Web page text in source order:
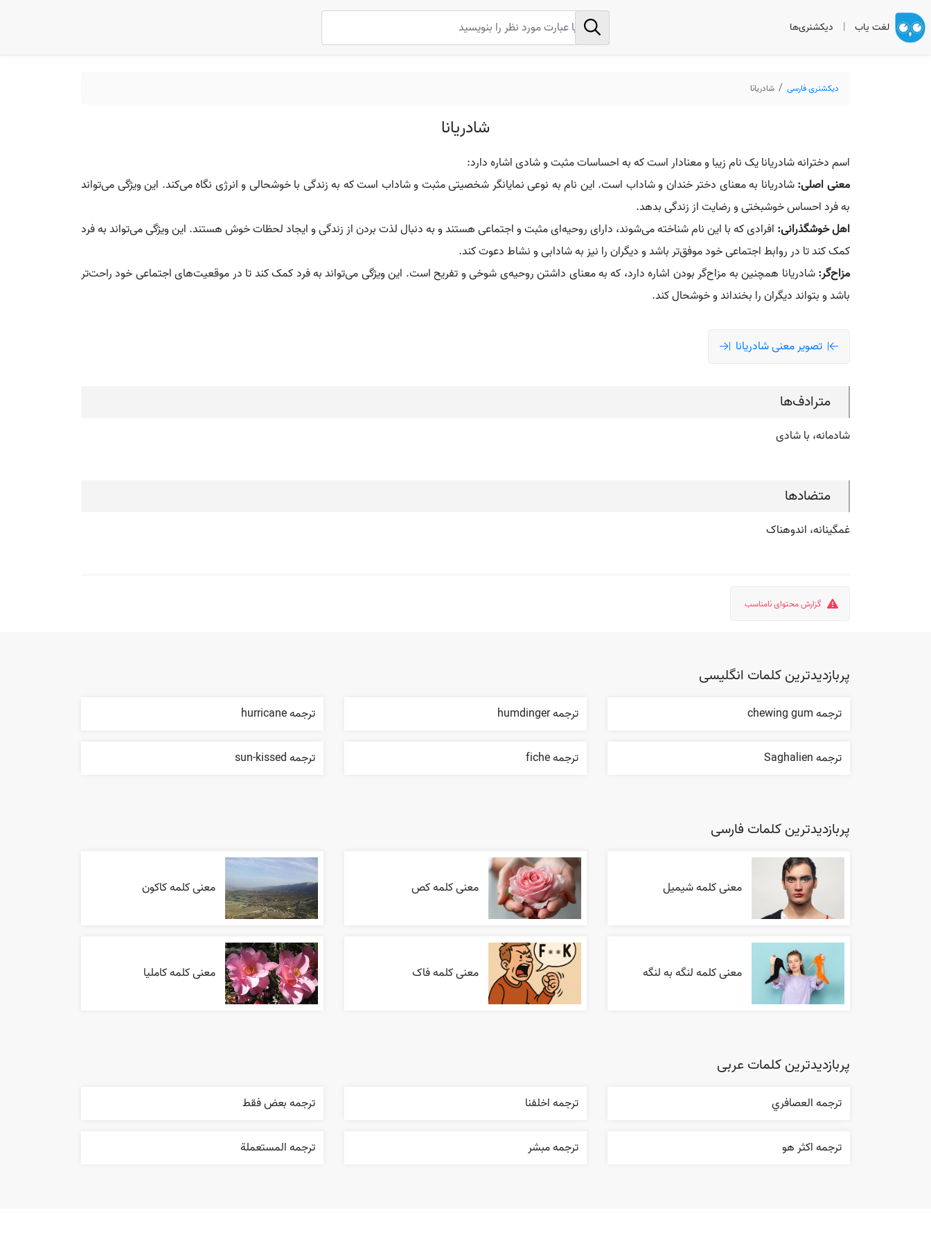
لغت یاب | دیکشنری‌ها
دیکشنری فارسی شادریانا
شادریانا
اسم دخترانه شادریانا یک نام زیبا و معنادار است که به احساسات مثبت و شادی اشاره دارد:
معنی اصلی:شادریانا به معنای دختر خندان و شاداب است. این نام به نوعی نمایانگر شخصیتی مثبت و شاداب است که به زندگی با خوشحالی و انرژی نگاه می‌کند. این ویژگی می‌تواند
به فرد احساس خوشبختی و رضایت از زندگی بدهد.
اهل خوشگذرانی: افرادی که با این نام شناخته می‌شوند، دارای روحیه‌ای مثبت و اجتماعی هستند و به دنبال لذت بردن از زندگی و ایجاد لحظات خوش هستند. این ویژگی می‌تواند به فرد
کمک کند تا در روابط اجتماعی خود موفق‌تر باشد و دیگران را نیز به شادابی و نشاط دعوت کند.
مزاح‌گر:شادریانا همچنین به مزاح‌گر بودن اشاره دارد، که به معنای داشتن روحیه‌ی شوخی و تفریح است. این ویژگی می‌تواند به فرد کمک کند تا در موقعیت‌های اجتماعی خود راحت‌تر
باشد و بتواند دیگران را بخنداند و خوشحال کند.
تصویر معنی شادریانا
مترادف‌ها
شادمانه، با شادی
متضادها
غمگینانه، اندوهناک
گزارش محتوای نامناسب
پربازدیدترین کلمات انگلیسی
ترجمه chewing gum ترجمه humdinger ترجمه hurricane
ترجمه Saghalien ترجمه fiche ترجمه sun-kissed
پربازدیدترین کلمات فارسی
معنی کلمه شیمیل معنی کلمه کص معنی کلمه کاکون
معنی کلمه لنگه به لنگه معنی کلمه فاک معنی کلمه کاملیا
پربازدیدترین کلمات عربی
ترجمه العصافري ترجمه اخلفنا ترجمه بعض فقط
ترجمه اکثر هو ترجمه مبشر ترجمه المستعملة